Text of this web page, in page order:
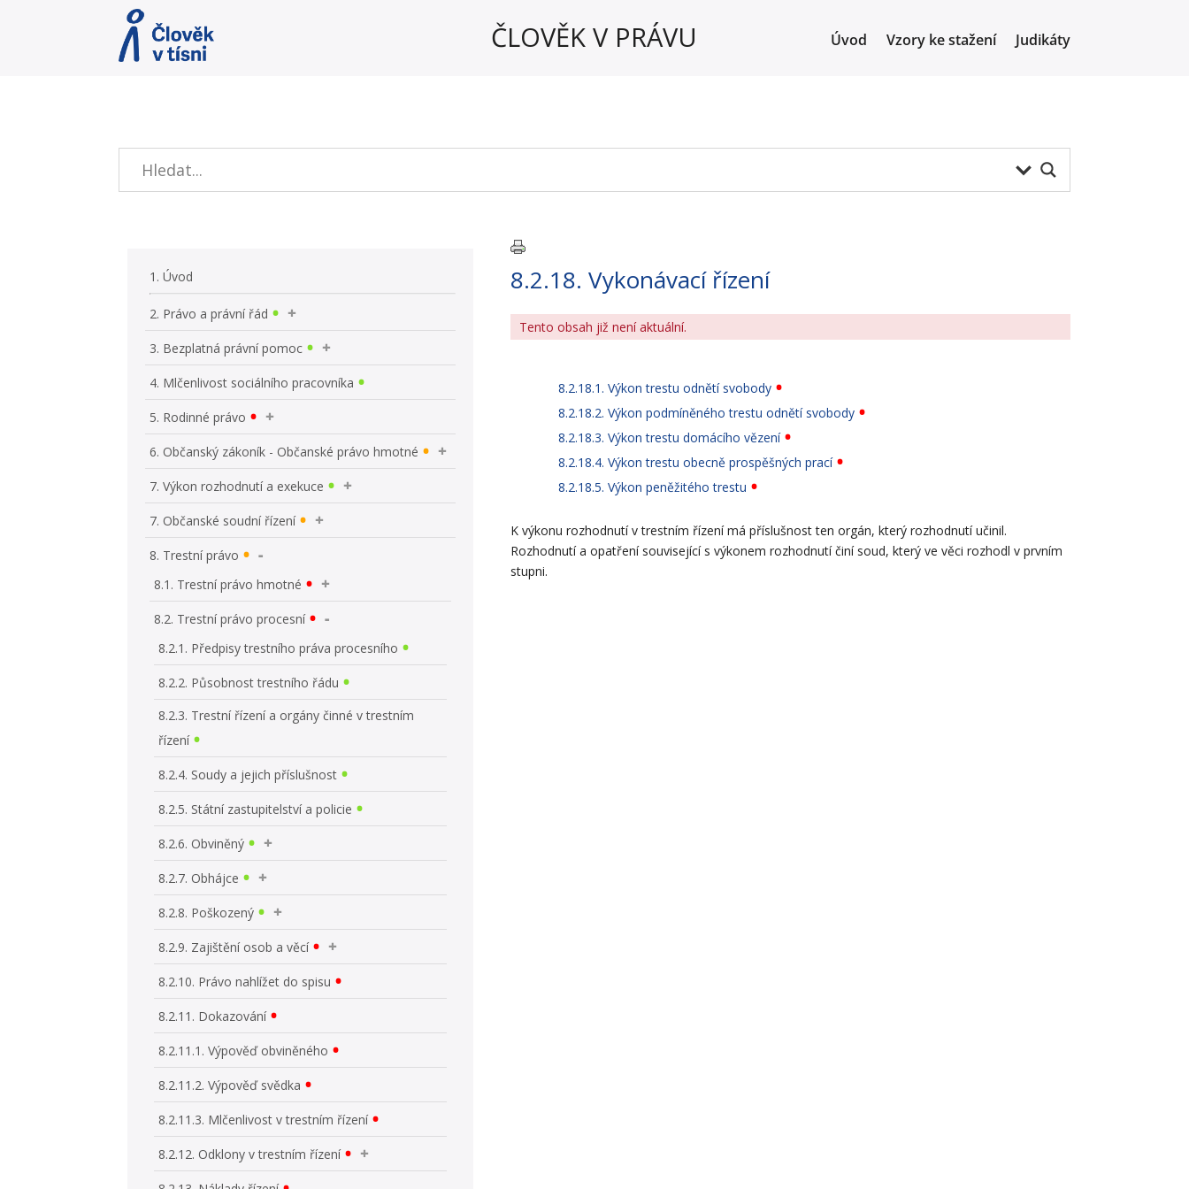
ČLOVĚK V PRÁVU Úvod Vzory ke stažení Judikáty
1. Úvod
2. Právo a právní řád
3. Bezplatná právní pomoc
4. Mlčenlivost sociálního pracovníka
5. Rodinné právo
6. Občanský zákoník - Občanské právo hmotné
7. Výkon rozhodnutí a exekuce
7. Občanské soudní řízení
8. Trestní právo
8.1. Trestní právo hmotné
8.2. Trestní právo procesní
8.2.1. Předpisy trestního práva procesního
8.2.2. Působnost trestního řádu
8.2.3. Trestní řízení a orgány činné v trestním
řízení
8.2.4. Soudy a jejich příslušnost
8.2.5. Státní zastupitelství a policie
8.2.6. Obviněný
8.2.7. Obhájce
8.2.8. Poškozený
8.2.9. Zajištění osob a věcí
8.2.10. Právo nahlížet do spisu
8.2.11. Dokazování
8.2.11.1. Výpověď obviněného
8.2.11.2. Výpověď svědka
8.2.11.3. Mlčenlivost v trestním řízení
8.2.12. Odklony v trestním řízení
8.2.18. Vykonávací řízení
Tento obsah již není aktuální.
8.2.18.1. Výkon trestu odnětí svobody
8.2.18.2. Výkon podmíněného trestu odnětí svobody
8.2.18.3. Výkon trestu domácího vězení
8.2.18.4. Výkon trestu obecně prospěšných prací
8.2.18.5. Výkon peněžitého trestu
K výkonu rozhodnutí v trestním řízení má příslušnost ten orgán, který rozhodnutí učinil.
Rozhodnutí a opatření související s výkonem rozhodnutí činí soud, který ve věci rozhodl v prvním
stupni.